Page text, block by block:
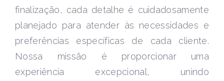
finalização, cada detalhe é cuidadosamente
planejado para atender às necessidades e
preferências específicas de cada cliente.
Nossa missão é proporcionar uma
experiência excepcional, unindo